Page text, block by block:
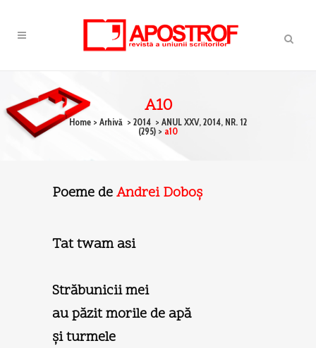
A10
Home > Arhivă > 2014 > ANUL XXV, 2014, NR. 12
(295) > a10
Poeme deAndrei Doboş
Tat twam asi
Străbunicii mei
au păzit morile de apă
şi turmele